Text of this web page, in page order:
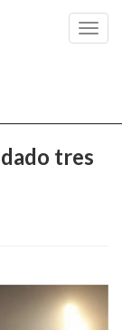
tres